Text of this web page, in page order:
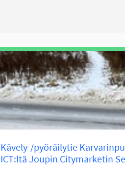
Kävely-/pyöräilytie
ICT:ltä Joupin Citymarketin